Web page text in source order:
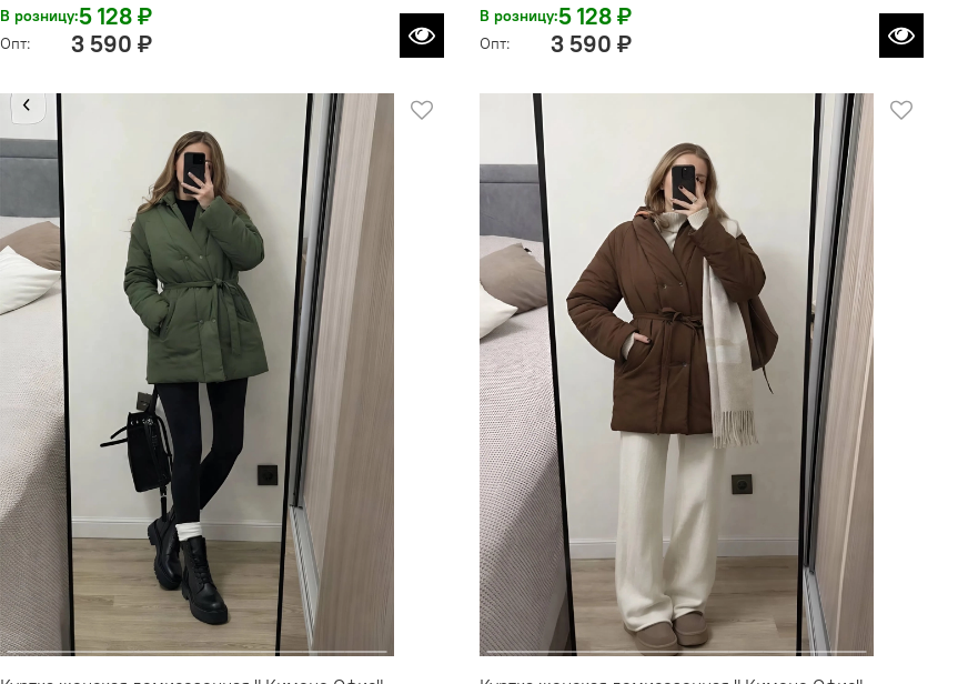
В розницу:5 128 ₽
Опт: 3 590 ₽
В розницу:5 128 ₽
Опт: 3 590 ₽